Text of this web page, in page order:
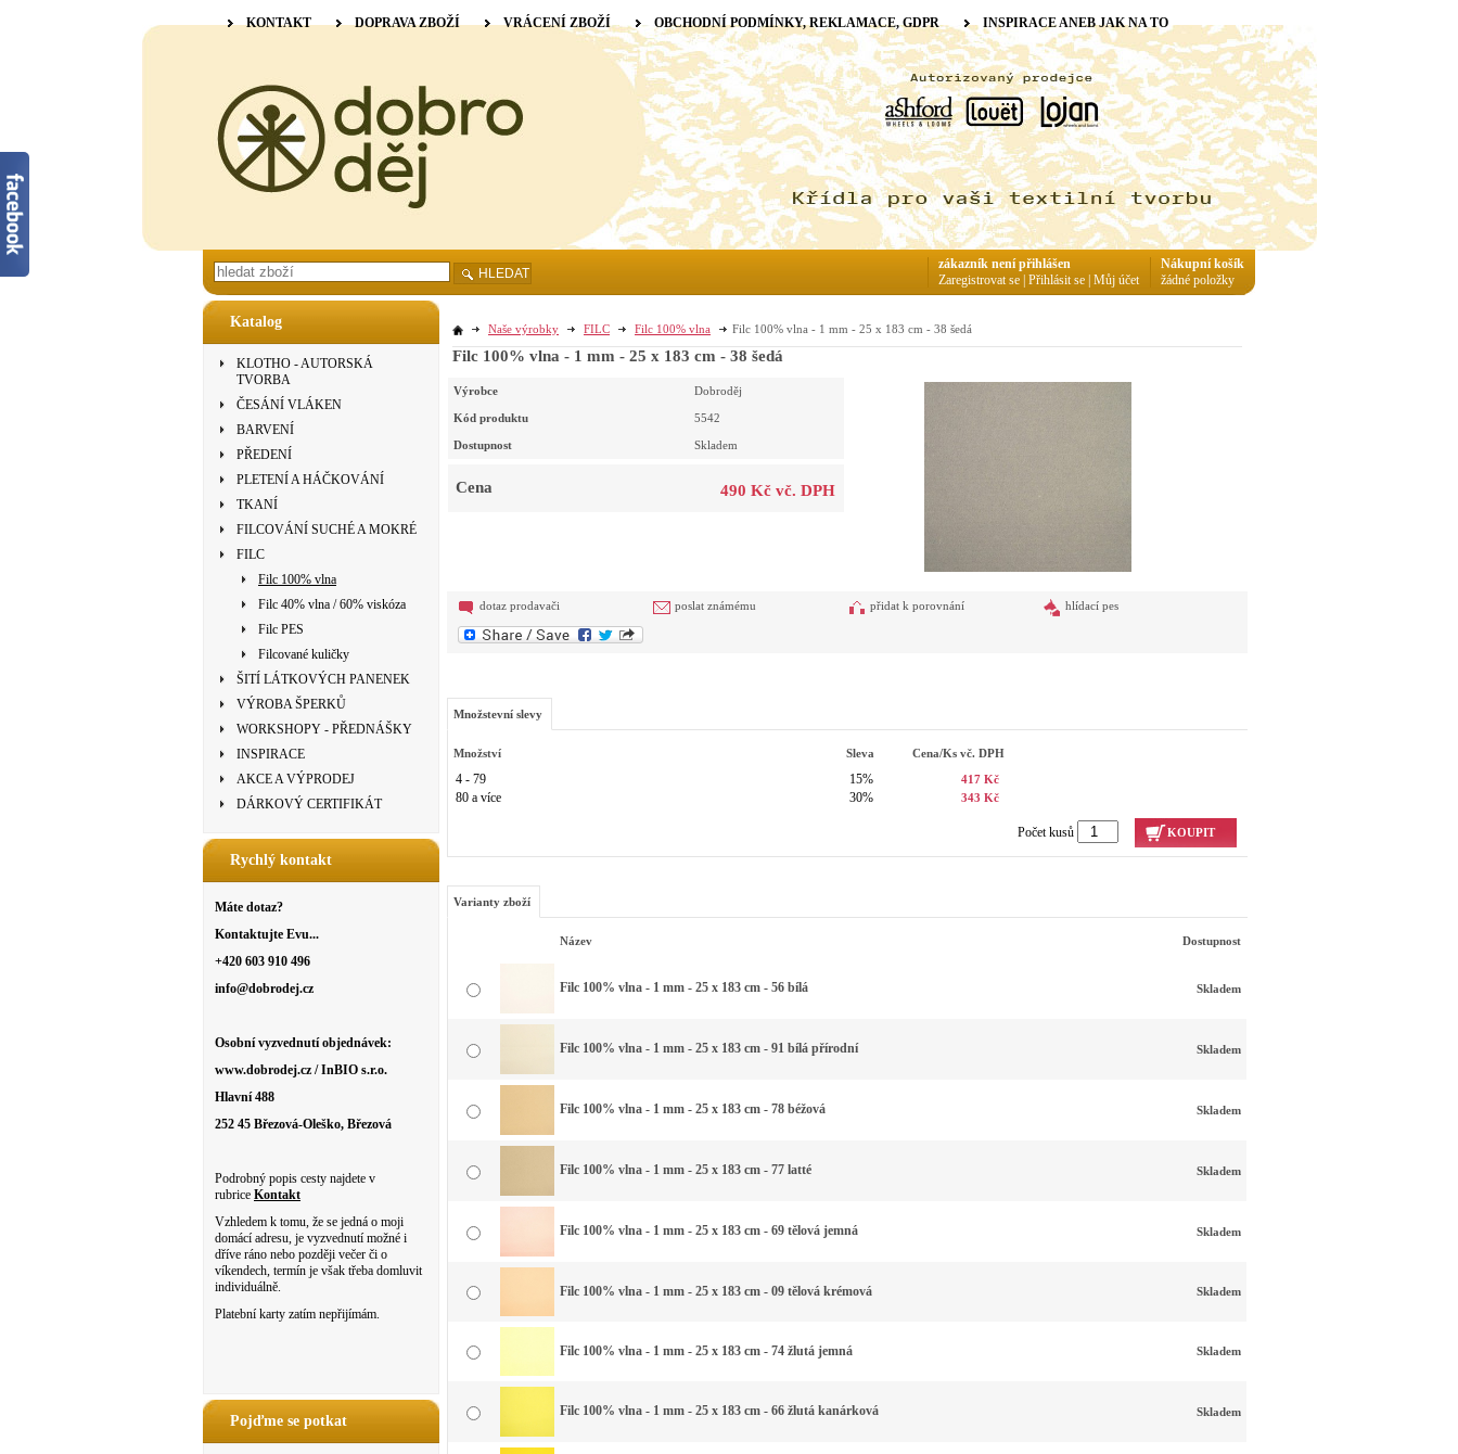
Katalog
KLOTHO - AUTORSKÁ
TVORBA
ČESÁNÍ VLÁKEN
BARVENÍ
PŘEDENÍ
PLETENÍ A HÁČKOVÁNÍ
TKANÍ
FILCOVÁNÍ SUCHÉ A MOKRÉ
FILC
Filc 100% vlna
Filc 40% vlna / 60% viskóza
Filc PES
Filcované kuličky
ŠITÍ LÁTKOVÝCH PANENEK
VÝROBA ŠPERKŮ
WORKSHOPY - PŘEDNÁŠKY
INSPIRACE
AKCE A VÝPRODEJ
DÁRKOVÝ CERTIFIKÁT
Rychlý kontakt
Máte dotaz?
Kontaktujte Evu...
+420 603 910 496
info@dobrodej.cz
Osobní vyzvednutí objednávek:
www.dobrodej.cz / InBIO s.r.o.
Hlavní 488
252 45 Březová-Oleško, Březová
Podrobný popis cesty najdete v
rubrice Kontakt
Vzhledem k tomu, že se jedná o moji
domácí adresu, je vyzvednutí možné i
dříve ráno nebo později večer či o
víkendech, termín je však třeba domluvit
individuálně.
Platební karty zatím nepřijímám.
Pojďme se potkat
Naše výrobky FILC Filc 100% vlna Filc 100% vlna - 1 mm - 25 x 183 cm - 38 šedá
Filc 100% vlna - 1 mm - 25 x 183 cm - 38 šedá
Výrobce Dobroděj
Kód produktu 5542
Dostupnost Skladem
Cena 490 Kč vč. DPH
dotaz prodavači poslat známému přidat k porovnání hlídací pes
Množstevní slevy
Množství Sleva Cena/ks vč. DPH
4 - 79 15% 417 Kč
80 a více 30% 343 Kč
Počet kusů KOUPIT
Varianty zboží
Název Dostupnost
Filc 100% vlna - 1 mm - 25 x 183 cm - 56 bílá Skladem
Filc 100% vlna - 1 mm - 25 x 183 cm - 91 bílá přírodní Skladem
Filc 100% vlna - 1 mm - 25 x 183 cm - 78 béžová Skladem
Filc 100% vlna - 1 mm - 25 x 183 cm - 77 latté Skladem
Filc 100% vlna - 1 mm - 25 x 183 cm - 69 tělová jemná Skladem
Filc 100% vlna - 1 mm - 25 x 183 cm - 09 tělová krémová Skladem
Filc 100% vlna - 1 mm - 25 x 183 cm - 74 žlutá jemná Skladem
Filc 100% vlna - 1 mm - 25 x 183 cm - 66 žlutá kanárková Skladem
KONTAKT DOPRAVA ZBOŽÍ VRÁCENÍ ZBOŽÍ OBCHODNÍ PODMÍNKY, REKLAMACE, GDPR INSPIRACE ANEB JAK NA TO
HLEDAT
Nákupní košík
žádné položky
zákazník není přihlášen
Zaregistrovat se Přihlásit se Můj účet